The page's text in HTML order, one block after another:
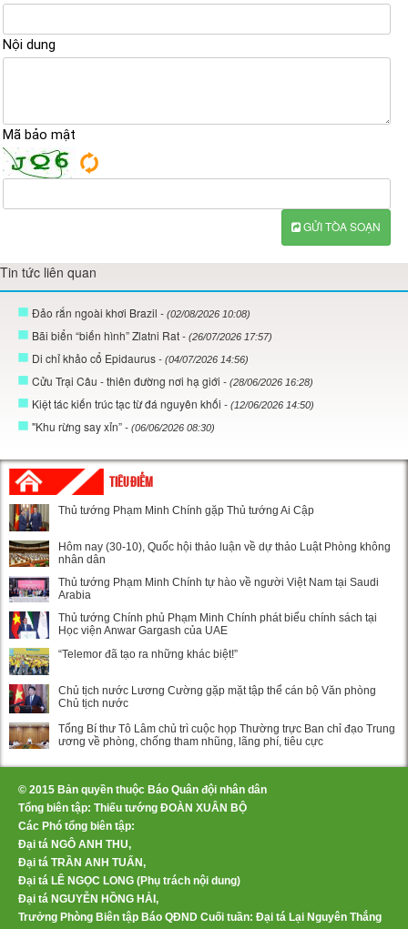
Nội dung
Mã bảo mật
GỬI TÒA SOẠN
Tin tức liên quan
Đảo rắn ngoài khơi Brazil - (02/08/2026 10:08)
Bãi biển “biến hình” Zlatni Rat - (26/07/2026 17:57)
Di chỉ khảo cổ Epidaurus - (04/07/2026 14:56)
Cửu Trại Câu - thiên đường nơi hạ giới - (28/06/2026 16:28)
Kiệt tác kiến trúc tạc từ đá nguyên khối - (12/06/2026 14:50)
"Khu rừng say xỉn” - (06/06/2026 08:30)
TIÊU ĐIỂM
Thủ tướng Phạm Minh Chính gặp Thủ tướng Ai Cập
Hôm nay (30-10), Quốc hội thảo luận về dự thảo Luật Phòng không
nhân dân
Thủ tướng Phạm Minh Chính tự hào về người Việt Nam tại Saudi
Arabia
Thủ tướng Chính phủ Phạm Minh Chính phát biểu chính sách tại
Học viện Anwar Gargash của UAE
“Telemor đã tạo ra những khác biệt!”
Chủ tịch nước Lương Cường gặp mặt tập thể cán bộ Văn phòng
Chủ tịch nước
Tổng Bí thư Tô Lâm chủ trì cuộc họp Thường trực Ban chỉ đạo Trung
ương về phòng, chống tham nhũng, lãng phí, tiêu cực
© 2015 Bản quyền thuộc Báo Quân đội nhân dân
Tổng biên tập: Thiếu tướng ĐOÀN XUÂN BỘ
Các Phó tổng biên tập:
Đại tá NGÔ ANH THU,
Đại tá TRẦN ANH TUẤN,
Đại tá LÊ NGỌC LONG (Phụ trách nội dung)
Đại tá NGUYỄN HỒNG HẢI,
Trưởng Phòng Biên tập Báo QĐND Cuối tuần: Đại tá Lại Nguyên Thắng